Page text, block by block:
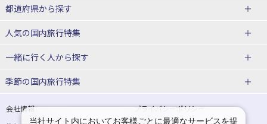
青森県
宮城県
山形県
関東
青森県ホテル・旅館
宮城県ホテル・旅館
山形県ホテル・旅館
北海道
湯の川温泉(北海道)
十勝川温泉(北海道)
洞爺湖温泉(北海道)
層雲峡温泉(北海道)
都道府県から探す
北海道旅行・ツアー
東北
青森旅行・ツアー 岩手旅行・ツアー
人気の国内旅行特集
東京ディズニーリゾート®への旅
ユニバーサル・スタジオ・ジャパ
一緒に行く人から探す
一人旅 国内版
カップル・夫婦旅行 国内版 女子旅 国内版
季節の国内旅行特集
桜・お花見特集
ゴールデンウィーク（GW）の国内
旅行
会社情報
プライバシーポリシー
当社サイト内においてお客様ごとに最適なサービスを提